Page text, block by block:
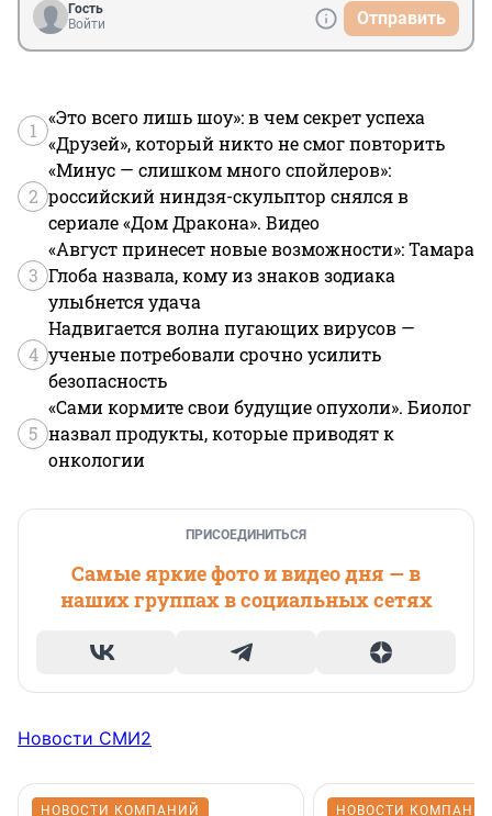
Гость
Войти
Отправить
1
«Это всего лишь шоу»: в чем секрет успеха
«Друзей», который никто не смог повторить
2
«Минус — слишком много спойлеров»:
российский ниндзя-скульптор снялся в
сериале «Дом Дракона». Видео
3
«Август принесет новые возможности»: Тамара
Глоба назвала, кому из знаков зодиака
улыбнется удача
4
Надвигается волна пугающих вирусов —
ученые потребовали срочно усилить
безопасность
5
«Сами кормите свои будущие опухоли». Биолог
назвал продукты, которые приводят к
онкологии
ПРИСОЕДИНИТЬСЯ
Самые яркие фото и видео дня — в
наших группах в социальных сетях
Новости СМИ2
НОВОСТИ КОМПАНИЙ НОВОСТИ